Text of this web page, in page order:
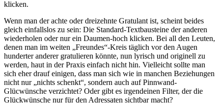
klicken.
Wenn man der achte oder dreizehnte Gratulant ist, scheint beides
gleich einfallslos zu sein: Die Standard-Textbausteine der anderen
wiederholen oder nur ein Daumen-hoch klicken. Bei all den Leuten,
denen man im weiten „Freundes“-Kreis täglich vor den Augen
hunderter anderer gratulieren könnte, nun lyrisch und originell zu
werden, haut in der Praxis einfach nicht hin. Vielleicht sollte man
sich eher drauf einigen, dass man sich wie in manchen Beziehungen
nicht nur „nichts schenkt“, sondern auch auf Pinnwand-
Glücwünsche verzichtet? Oder gibt es irgendeinen Filter, der die
Glückwünsche nur für den Adressaten sichtbar macht?